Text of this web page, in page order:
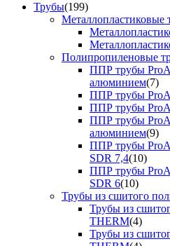
Трубы(199)
Металлопластиковые
Полипропиленовые
ППР трубы
алюминием(7)
ППР трубы
ППР трубы
ППР трубы
алюминием(9)
ППР трубы
SDR 7,4(10)
ППР трубы
SDR 6(10)
Трубы из сшитого
Трубы из
THERM(4)
Трубы из